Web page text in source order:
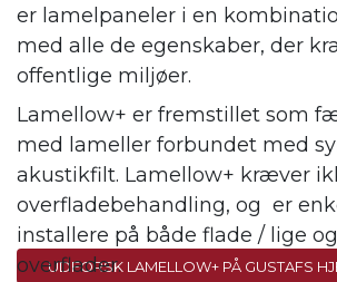
UDFORSK LAMELLOW+ PÅ GUSTAFS
er lamelpaneler i en
med alle de egenskaber, der
offentlige miljøer.
Lamellow+ er fremstillet som
med lameller forbundet med
akustikfilt. Lamellow+ kræver
overfladebehandling, og er
installere på både flade / lige
overflader.